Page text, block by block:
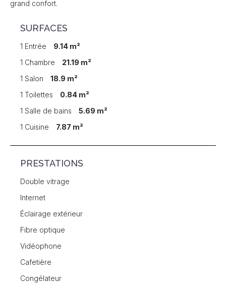
grand confort.
SURFACES
1 Entrée
9.14 m²
1 Chambre
21.19 m²
1 Salon
18.9 m²
1 Toilettes
0.84 m²
1 Salle de bains
5.69 m²
1 Cuisine
7.87 m²
PRESTATIONS
Double vitrage
Internet
Éclairage extérieur
Fibre optique
Vidéophone
Cafetière
Congélateur